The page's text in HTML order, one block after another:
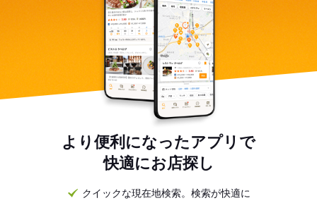
より便利になったアプリで
快適にお店探し
クイックな現在地検索。検索が快適に